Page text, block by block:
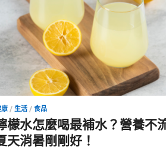
/生活 /食品
檬水怎麼喝最補水？營養不
天消暑剛剛好！